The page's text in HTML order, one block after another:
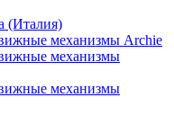
(Италия)
механизмы Archie
механизмы
механизмы